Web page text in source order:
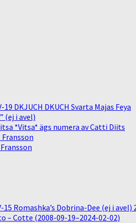
DKJUCH DKUCH Svarta Majas Feya
(ej i avel)
*Vitsa* ägs numera av Catti Diits
Fransson
15 Romashka’s Dobrina-Dee (ej i
– Cotte (2008-09-19–2024-02-02)